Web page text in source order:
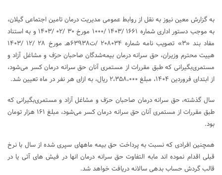
به گزارش معین نیوز به نقل از روابط عمومی مدیریت درمان تامین اجتماعی گیلان،
به موجب دستور اداری شماره ۱۶۶۱ /۱۴۰۳ /۱۰۰۰ مورخ ۳۰ /۰۲ /۱۴۰۳ و به استناد
مفاد بند «۳» تصویب نامه شماره ۲۰۸۰۳۴ /ت۶۳۹۳۸هـ مورخ ۲۸ /۱۲ /۱۴۰۳
هییت محترم وزیران، حق سرانه درمان بیمه‌شدگان صاحبان حرَف و مشاغل آزاد و
مستمری‌بگیرانی که طبق مقررات از مستمری آنان حق سرانه درمان کسر می‌شود،
از ابتدای فروردین‌ ۱۴۰۴، مبلغ ۲،۳۵۸،۰۰۰ ریال، به ازای هر نفر در ماه تعیین شد.
سال گذشته، حق سرانه درمان صاحبان حرَف و مشاغل آزاد و مستمری‌بگیرانی که
طبق مقررات از مستمری آنان حق سرانه درمان کسر می‌شود، مبلغ ۱۶۱ هزار تومان
بود.
همچنین افرادی که نسبت به پرداخت حق بیمه ماههای سپری شده از سال با نرخ
قبلی اقدام نموده اند مابه التفاوت حق سرانه درمان انها در فیش های آتی یا در
قالب گردش حساب بدهی سالانه دریافت خواهد شد.